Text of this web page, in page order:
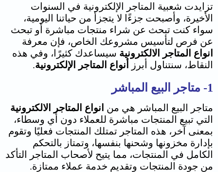
تزايدت شعبية المتاجر الإلكترونية في السنوات
الأخيرة، وأصبحت جزءًا لا يتجزأ من حياتنا اليومية،
سواء كنت تبحث عن شراء منتجات مباشرة أو تبحث
عن فرص لتأسيس مشروعك الخاص، فإن معرفة
انواع المتاجر الالكترونية سيساعدك كثيرًا، وفي هذه
النقاط، سنتناول أبرز
أنواع المتاجر الإلكترونية.
1- متاجر البيع المباشر
متاجر البيع المباشر هي من انواع المتاجر الالكترونية
التي تبيع المنتجات مباشرة للعملاء دون أي وسطاء،
بمعنى آخر، هذه المتاجر تمتلك المنتجات فعليًا وتقوم
بإدارة مخزونها وشحنها بنفسها، وتمتاز بالتحكم
الكامل في المنتجات، مما يتيح لأصحاب المتاجر التأكد
من جودة المنتجات وتقديم خدمة عملاء ممتازة.